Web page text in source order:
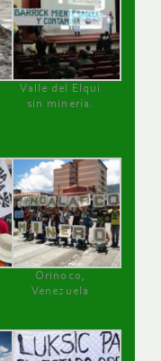
Valle del Elqui
sin minería.
Orinoco,
Venezuela